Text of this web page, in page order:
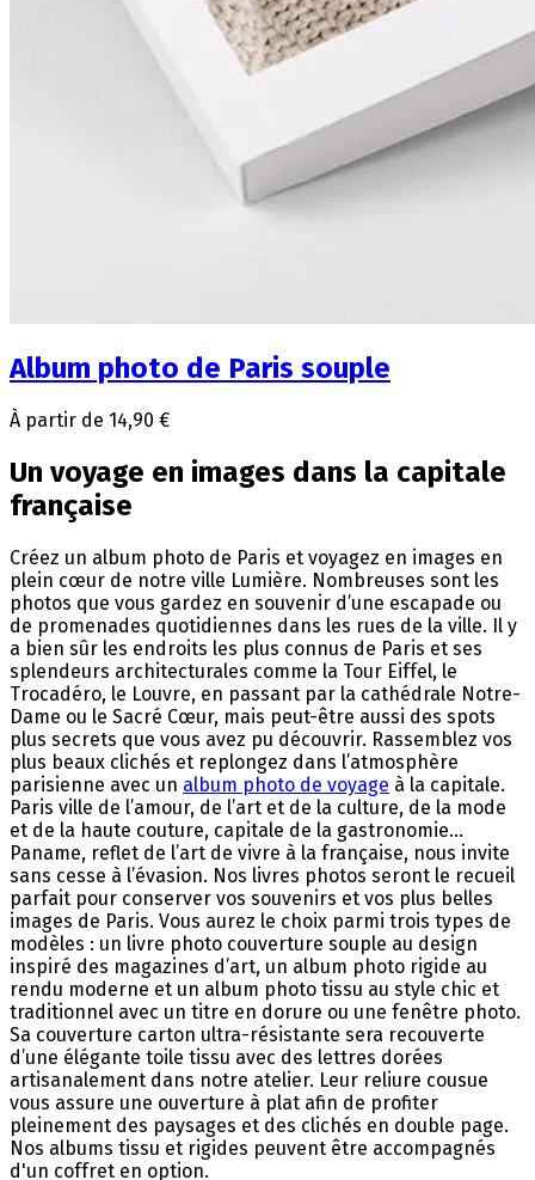
Album photo de Paris souple
À partir de 14,90 €
Un voyage en images dans la capitale
française
Créez un album photo de Paris et voyagez en images en
plein cœur de notre ville Lumière. Nombreuses sont les
photos que vous gardez en souvenir d’une escapade ou
de promenades quotidiennes dans les rues de la ville. Il y
a bien sûr les endroits les plus connus de Paris et ses
splendeurs architecturales comme la Tour Eiffel, le
Trocadéro, le Louvre, en passant par la cathédrale Notre-
Dame ou le Sacré Cœur, mais peut-être aussi des spots
plus secrets que vous avez pu découvrir. Rassemblez vos
plus beaux clichés et replongez dans l’atmosphère
parisienne avec un album photo de voyage à la capitale.
Paris ville de l’amour, de l’art et de la culture, de la mode
et de la haute couture, capitale de la gastronomie…
Paname, reflet de l’art de vivre à la française, nous invite
sans cesse à l’évasion. Nos livres photos seront le recueil
parfait pour conserver vos souvenirs et vos plus belles
images de Paris. Vous aurez le choix parmi trois types de
modèles : un livre photo couverture souple au design
inspiré des magazines d’art, un album photo rigide au
rendu moderne et un album photo tissu au style chic et
traditionnel avec un titre en dorure ou une fenêtre photo.
Sa couverture carton ultra-résistante sera recouverte
d’une élégante toile tissu avec des lettres dorées
artisanalement dans notre atelier. Leur reliure cousue
vous assure une ouverture à plat afin de profiter
pleinement des paysages et des clichés en double page.
Nos albums tissu et rigides peuvent être accompagnés
d'un coffret en option.